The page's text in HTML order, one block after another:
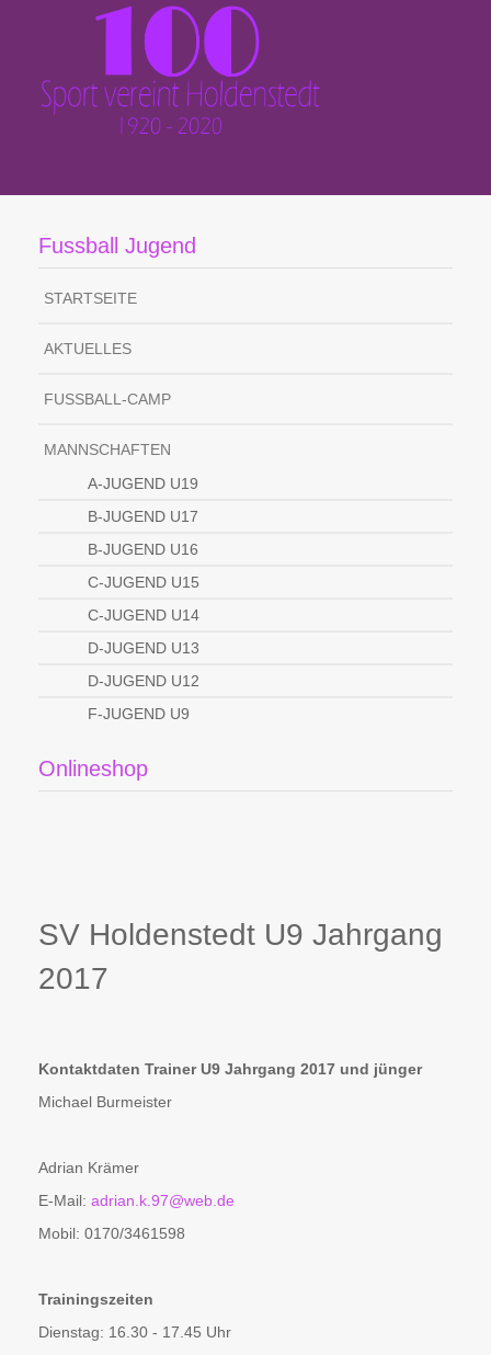
Fussball Jugend
STARTSEITE
AKTUELLES
FUSSBALL-CAMP
MANNSCHAFTEN
A-JUGEND U19
B-JUGEND U17
B-JUGEND U16
C-JUGEND U15
C-JUGEND U14
D-JUGEND U13
D-JUGEND U12
F-JUGEND U9
Onlineshop
SV Holdenstedt U9 Jahrgang
2017
Kontaktdaten Trainer U9 Jahrgang 2017 und jünger
Michael Burmeister
Adrian Krämer
E-Mail: adrian.k.97@web.de
Mobil: 0170/3461598
Trainingszeiten
Dienstag: 16.30 - 17.45 Uhr